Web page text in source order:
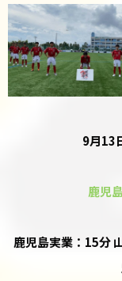
9月13
鹿児
鹿児島実業：15分